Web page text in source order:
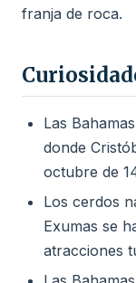
franja de roca.
Las
donde
octubre de
Los cerdos
Exumas se
atracciones